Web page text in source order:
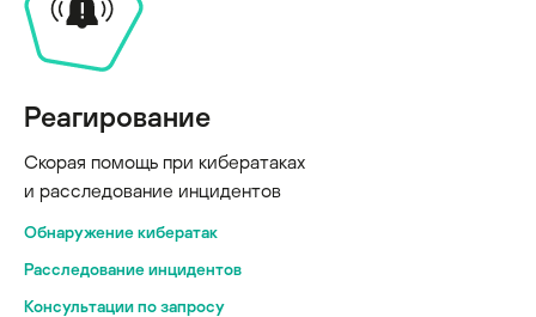
Реагирование
Скорая помощь при кибератаках
и расследование инцидентов
Обнаружение кибератак
Расследование инцидентов
Консультации по запросу